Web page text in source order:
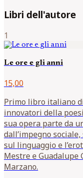
Libri dell'autore
1
Le ore e gli anni
15,00
Primo libro italiano
innovatori della
sua opera parte da
dall’impegno
sul linguaggio e
Mestre e Guadalupe
Marzano.